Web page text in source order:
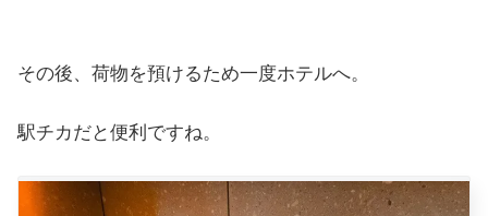
その後、荷物を預けるため一度ホテルへ。
駅チカだと便利ですね。